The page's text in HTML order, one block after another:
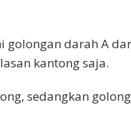
darah A
kantong saja.
sedangkan